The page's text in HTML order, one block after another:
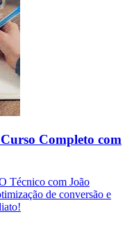
Completo com
Técnico com João
de conversão e